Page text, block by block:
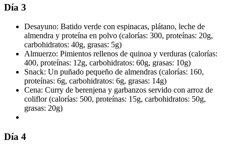
Día 3
Desayuno: Batido verde con espinacas, plátano, leche de
almendra y proteína en polvo (calorías: 300, proteínas: 20g,
carbohidratos: 40g, grasas: 5g)
Almuerzo: Pimientos rellenos de quinoa y verduras (calorías:
400, proteínas: 12g, carbohidratos: 60g, grasas: 10g)
Snack: Un puñado pequeño de almendras (calorías: 160,
proteínas: 6g, carbohidratos: 6g, grasas: 14g)
Cena: Curry de berenjena y garbanzos servido con arroz de
coliflor (calorías: 500, proteínas: 15g, carbohidratos: 50g,
grasas: 20g)
Día 4